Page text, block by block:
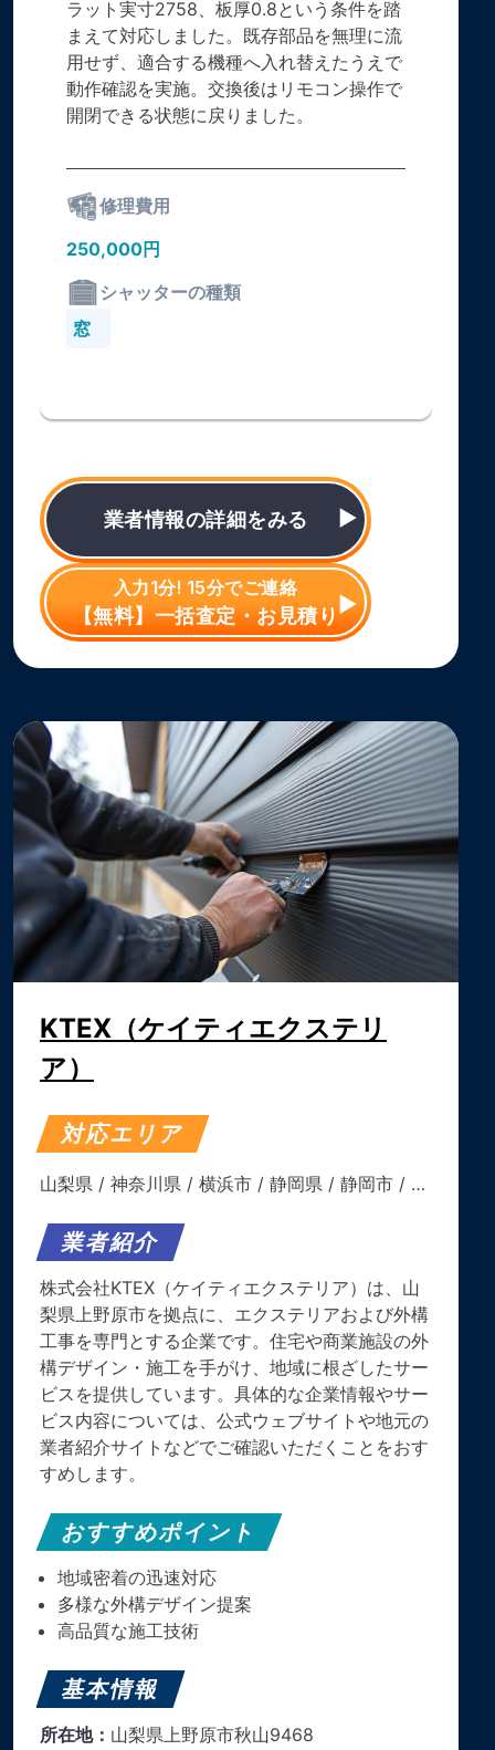
ラット実寸2758、板厚0.8という条件を踏
まえて対応しました。既存部品を無理に流
用せず、適合する機種へ入れ替えたうえで
動作確認を実施。交換後はリモコン操作で
開閉できる状態に戻りました。
修理費用
250,000円
シャッターの種類
窓
業者情報の詳細をみる
入力1分! 15分でご連絡
【無料】一括査定・お見積り
KTEX（ケイティエクステリ
ア）
対応エリア
山梨県 / 神奈川県 / 横浜市 / 静岡県 / 静岡市 / …
業者紹介
株式会社KTEX（ケイティエクステリア）は、山
梨県上野原市を拠点に、エクステリアおよび外構
工事を専門とする企業です。住宅や商業施設の外
構デザイン・施工を手がけ、地域に根ざしたサー
ビスを提供しています。具体的な企業情報やサー
ビス内容については、公式ウェブサイトや地元の
業者紹介サイトなどでご確認いただくことをおす
すめします。
おすすめポイント
地域密着の迅速対応
多様な外構デザイン提案
高品質な施工技術
基本情報
所在地： 山梨県上野原市秋山9468